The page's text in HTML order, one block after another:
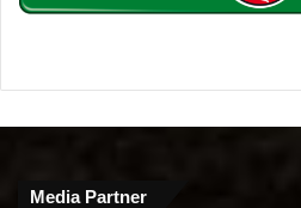
Media Partner